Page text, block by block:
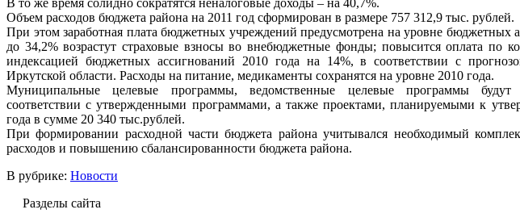
Объем расходов бюджета района на 2011 год сформирован в размере 757 312,9 тыс. рублей.
При этом заработная плата бюджетных учреждений предусмотрена на уровне бюджетных
до 34,2% возрастут страховые взносы во внебюджетные фонды; повысится оплата по
индексацией бюджетных ассигнований 2010 года на 14%, в соответствии с
Иркутской области. Расходы на питание, медикаменты сохранятся на уровне 2010 года.
Муниципальные целевые программы, ведомственные целевые программы будут
соответствии с утвержденными программами, а также проектами, планируемыми к
года в сумме 20 340 тыс.рублей.
При формировании расходной части бюджета района учитывался необходимый
расходов и повышению сбалансированности бюджета района.
В рубрике: Новости
Разделы сайта